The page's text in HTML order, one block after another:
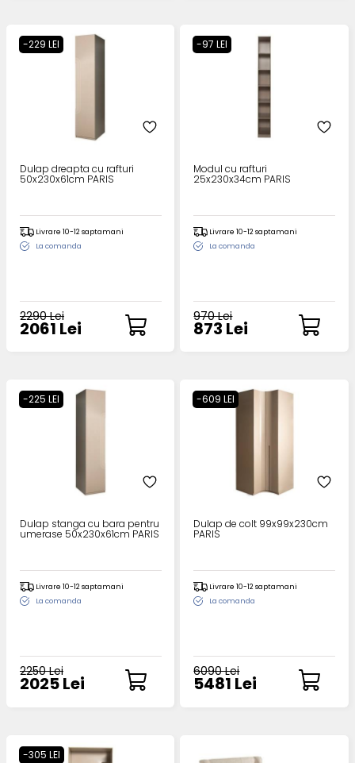
-229 LEI
Dulap dreapta cu rafturi
50x230x61cm PARIS
Livrare 10-12 saptamani
La comanda
2290 Lei
2061 Lei
-97 LEI
Modul cu rafturi
25x230x34cm PARIS
Livrare 10-12 saptamani
La comanda
970 Lei
873 Lei
-225 LEI
Dulap stanga cu bara pentru
umerase 50x230x61cm PARIS
Livrare 10-12 saptamani
La comanda
2250 Lei
2025 Lei
-609 LEI
Dulap de colt 99x99x230cm
PARIS
Livrare 10-12 saptamani
La comanda
6090 Lei
5481 Lei
-305 LEI